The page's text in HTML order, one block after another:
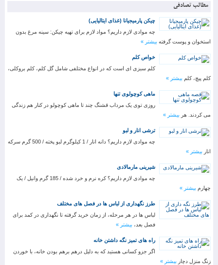
مطالب تصادفی
چیکن پارمیجیانا (غذای ایتالیایی)
چه موادی لازم داریم؟ مواد لازم برای تهیه چیکن: سینه مرغ بدون
استخوان و پوست گرفته بیشتر »
خواص کلم
کلم سبزی ای است که در انواع مختلفی شامل گل کلم، کلم بروکلی،
کلم پیچ، کلم بیشتر »
ماهی کوچولوی تنها
روزی توی یک مرداب قشنگ چند تا ماهی کوچولو در کنار هم زندگی
می کردند. هر بیشتر »
ترشی انار و لبو
چه موادی لازم داریم؟ دانه انار / 1 کیلوگرم لبو پخته / 500 گرم سرکه
انار بیشتر »
شیرینی مارمالادی
چه موادی لازم داریم؟ کره نرم و خرد شده / 185 گرم وانیل / یک
چهارم بیشتر »
طرز نگهداری از لباس ها در فصل های مختلف
لباس ها در هر مرحله، از زمان خرید گرفته تا نگهداری در کمد برای
فصل بعد، بیشتر »
راه های تمیز نگه داشتن خانه
اگر جزو کسانی هستید که به دلیل درهم برهم بودن خانه، با خوردن
زنگ منزل دچار بیشتر »